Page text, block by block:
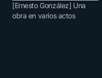
[Ernesto González] Una
obra en varios actos